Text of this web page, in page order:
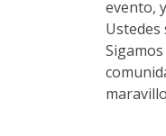
evento,